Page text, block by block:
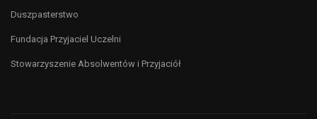
Duszpasterstwo
Fundacja Przyjaciel Uczelni
Stowarzyszenie Absolwentów i Przyjaciół